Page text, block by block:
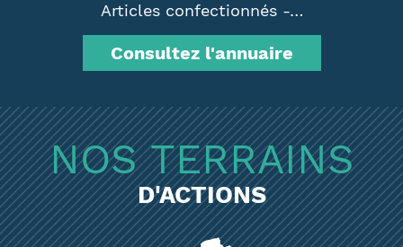
Articles confectionnés -…
Consultez l'annuaire
NOS TERRAINS
D'ACTIONS